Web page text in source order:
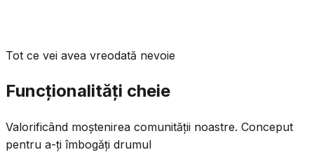
Tot ce vei avea vreodată nevoie
Funcționalități cheie
Valorificând moștenirea comunității noastre. Conceput
pentru a-ți îmbogăți drumul